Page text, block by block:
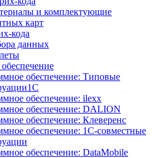
и комплектующие
карт
кода
данных
обеспечение: Типовые
обеспечение: ilexx
обеспечение: DALION
обеспечение: Клеверенс
обеспечение: 1С-совместные
обеспечение: DataMobile